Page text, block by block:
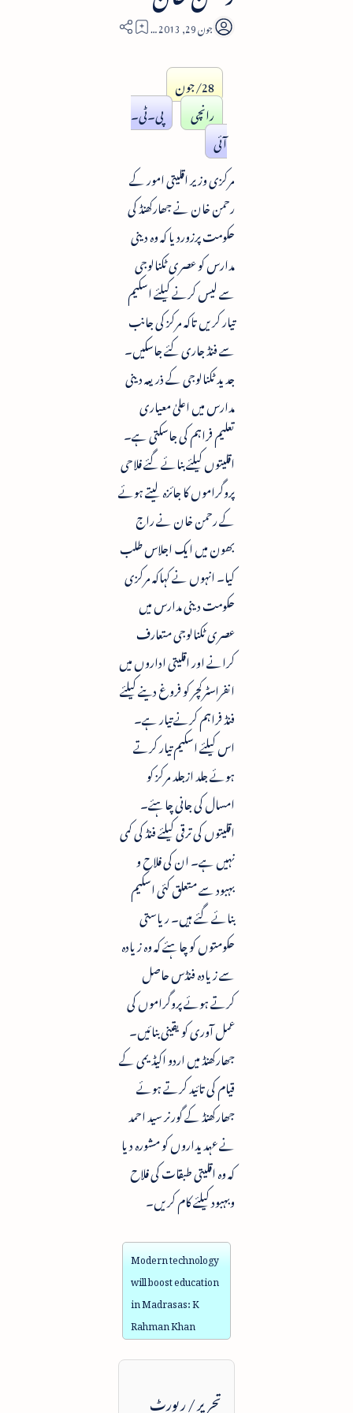
1
28/جون
رانچی
پی۔ٹی۔
آئی
مرکزی وزیر اقلیتی امور کے
رحمن خان نے جھارکھنڈ کی
حکومت پرزوردیا کہ وہ دینی
مدارس کو عصری ٹکنالوجی
سے لیس کرنے کیلئے اسکیم
تیار کریں تاکہ مرکز کی جانب
سے فنڈ جاری کئے جاسکیں۔
جدید ٹکنالوجی کے ذریعہ دینی
مدارس میں اعلیٰ معیاری
تعلیم فراہم کی جاسکتی ہے۔
اقلیتوں کیلئے بنائے گئے فلاحی
پروگراموں کا جائزہ لیتے ہوئے
کے رحمن خان نے راج
بھون میں ایک اجلاس طلب
کیا۔ انہوں نے کہاکہ مرکزی
حکومت دینی مدارس میں
عصری ٹکنالوجی متعارف
کرانے اور اقلیتی اداروں میں
انفراسٹرکچر کو فروغ دینے کیلئے
فنڈ فراہم کرنے تیار ہے۔
اس کیلئے اسکیم تیار کرتے
ہوئے جلد ازجلد مرکز کو
امسال کی جانی چاہئے۔
اقلیتوں کی ترقی کیلئے فنڈ کی کمی
نہیں ہے۔ ان کی فلاح و
بہبود سے متعلق کئی اسکیم
بنائے گئے ہیں۔ ریاستی
حکومتوں کو چاہئے کہ وہ زیادہ
سے زیادہ فنڈس حاصل
کرتے ہوئے پروگراموں کی
عمل آوری کو یقینی بنائیں۔
جھارکھنڈ میں اردو اکیڈیمی کے
قیام کی تائید کرتے ہوئے
جھارکھنڈ کے گورنر سید احمد
نے عہدیداروں کو مشورہ دیا
کہ وہ اقلیتی طبقات کی فلاح
وبہبود کیلئے کام کریں۔
Modern technology
will boost education
in Madrasas: K
Rahman Khan
تحریر / رپورٹ